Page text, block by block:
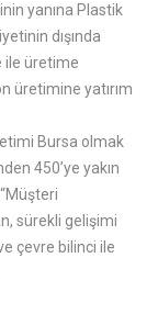
yanına Plastik
dışında
ile üretime
üretimine yatırım
Bursa olmak
450’ye yakın
sürekli gelişimi
çevre bilinci ile